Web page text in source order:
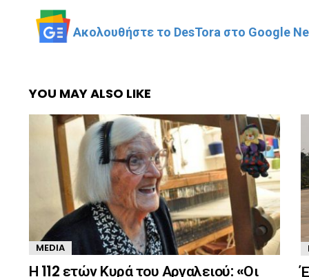
Ακολουθήστε το DesTora στο Google
YOU MAY ALSO LIKE
MEDIA
Η 112 ετών Κυρά του Αργαλειού: «Οι